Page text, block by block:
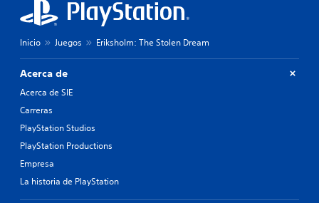
Inicio Juegos Eriksholm: The Stolen Dream
Acerca de
Acerca de SIE
Carreras
PlayStation Studios
PlayStation Productions
Empresa
La historia de PlayStation